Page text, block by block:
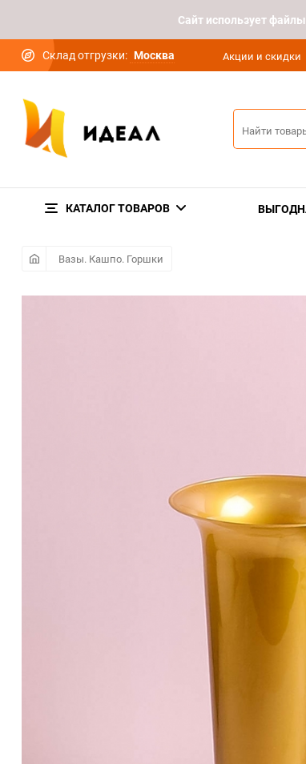
Cайт использует
Склад отгрузки: Москва Акции и скидки
КАТАЛОГ ТОВАРОВ
Вазы. Кашпо. Горшки